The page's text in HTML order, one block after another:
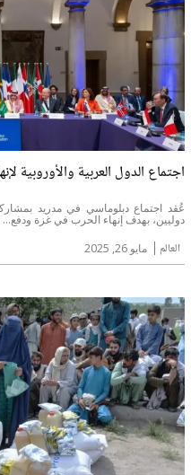
اجتماع الدول العربية والأوروبية
العالم مايو 26, 2025
عُقد اجتماع دبلوماسي في مدريد
دوليين، بهدف إنهاء الحرب في غزة ودفع...